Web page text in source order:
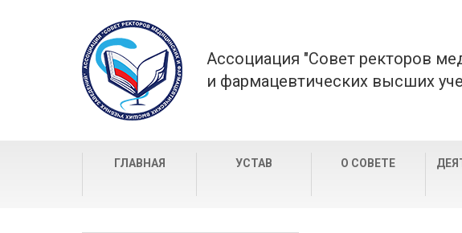
Ассоциация "Совет ректоров
и фармацевтических высших
ГЛАВНАЯ УСТАВ О СОВЕТЕ